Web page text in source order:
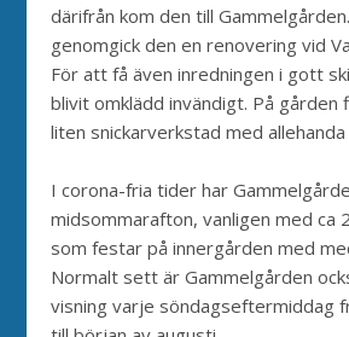
därifrån kom den till
genomgick den en renovering vid
För att få även inredningen i gott
blivit omklädd invändigt. På gården
liten snickarverkstad med
I corona-fria tider har
midsommarafton, vanligen med ca
som festar på innergården med
Normalt sett är Gammelgården
visning varje söndagseftermiddag